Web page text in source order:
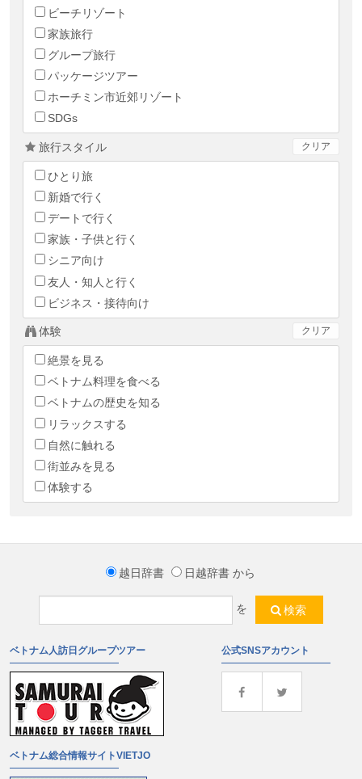
ビーチリゾート
家族旅行
グループ旅行
パッケージツアー
ホーチミン市近郊リゾート
SDGs
旅行スタイル クリア
ひとり旅
新婚で行く
デートで行く
家族・子供と行く
シニア向け
友人・知人と行く
ビジネス・接待向け
体験 クリア
絶景を見る
ベトナム料理を食べる
ベトナムの歴史を知る
リラックスする
自然に触れる
街並みを見る
体験する
越日辞書 日越辞書 から
を 検索
ベトナム人訪日グループツアー 公式SNSアカウント
ベトナム総合情報サイトVIETJO